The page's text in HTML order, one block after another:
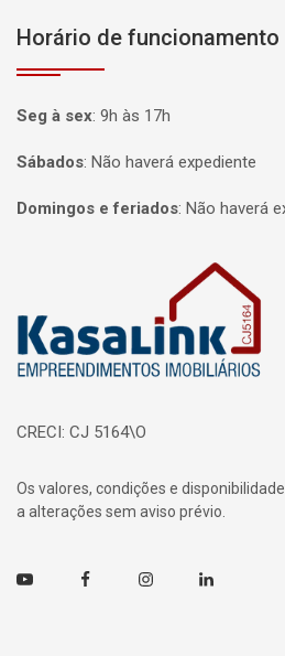
Horário de funcionamento
Seg à sex: 9h às 17h
Sábados: Não haverá expediente
Domingos e feriados: Não haverá
CRECI: CJ 5164\O
Os valores, condições e
a alterações sem aviso prévio.
Youtube FacebookInstagramLinkedin